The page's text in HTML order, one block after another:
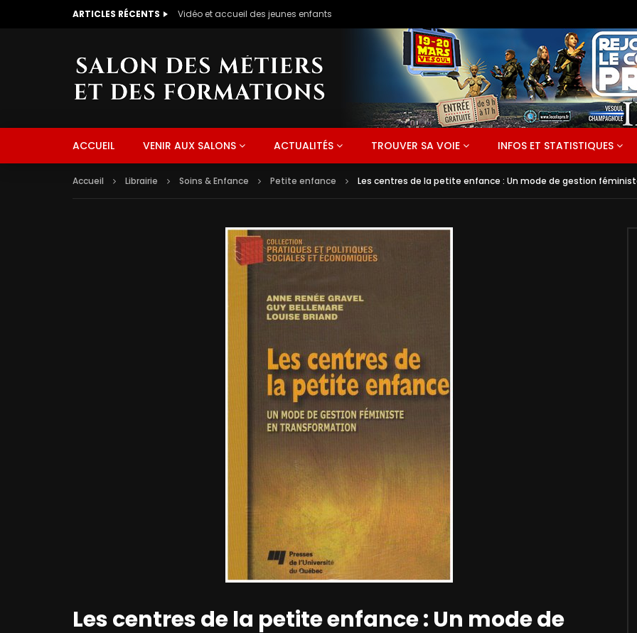
ARTICLES RÉCENTS CUISINIERE NAPOLITAINE
ACCUEIL VENIR AUX SALONS ACTUALITÉS TROUVER SA VOIE INFOS ET STATISTIQUES
Accueil Librairie Soins & Enfance Petite enfance Les centres de la petite enfance : Un mode de gestion
Les centres de la petite enfance : Un mode de